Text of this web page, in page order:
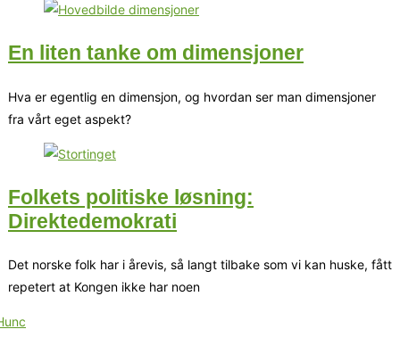
En liten tanke om dimensjoner
Hva er egentlig en dimensjon, og hvordan ser man dimensjoner
fra vårt eget aspekt?
Folkets politiske løsning:
Direktedemokrati
Det norske folk har i årevis, så langt tilbake som vi kan huske, fått
repetert at Kongen ikke har noen